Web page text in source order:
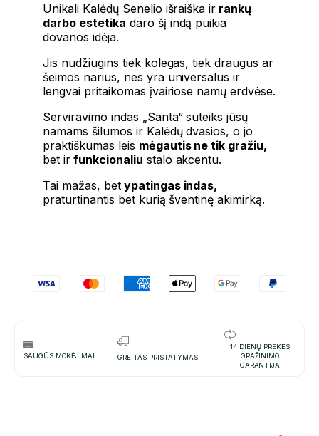
Unikali Kalėdų Senelio išraiška ir rankų
darbo estetika daro šį indą puikia
dovanos idėja.
Jis nudžiugins tiek kolegas, tiek draugus ar
šeimos narius, nes yra universalus ir
lengvai pritaikomas įvairiose namų erdvėse.
Serviravimo indas „Santa“ suteiks jūsų
namams šilumos ir Kalėdų dvasios, o jo
praktiškumas leis mėgautis ne tik gražiu,
bet irfunkcionaliu stalo akcentu.
Tai mažas, betypatingas indas,
praturtinantis bet kurią šventinę akimirką.
SAUGŪS MOKĖJIMAI GREITAS PRISTATYMAS
14 DIENŲ PREKĖS
GRAŽINIMO
GARANTIJA